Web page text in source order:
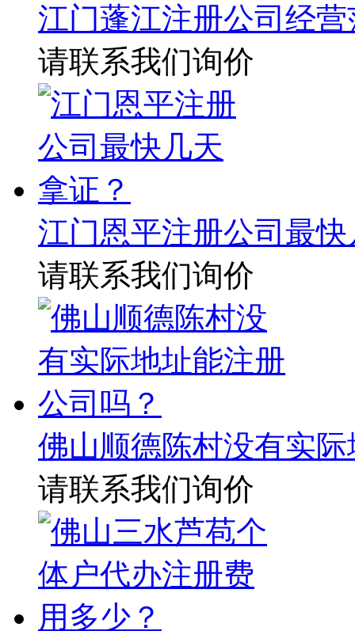
江门蓬江注册公司经
请联系我们询价
江门恩平注册公司最
请联系我们询价
佛山顺德陈村没有实
请联系我们询价